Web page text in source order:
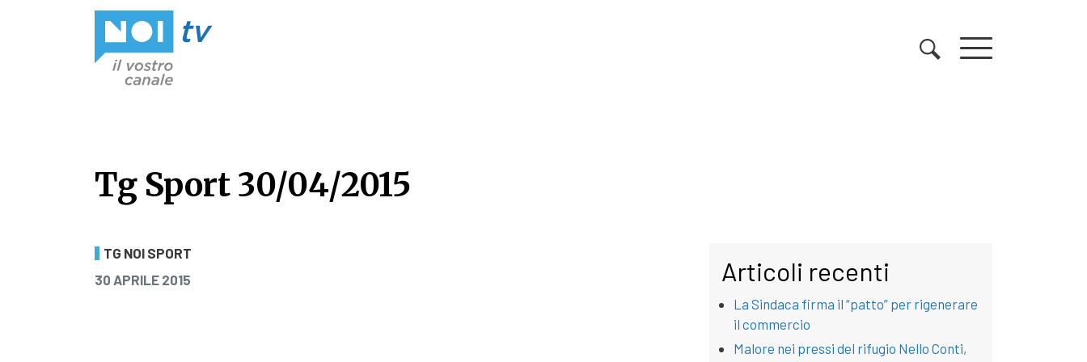
Tg Sport 30/04/2015
Tg Sport 30/04/2015
TG NOI SPORT
PUBBLICATO IL
30 APRILE 2015 Articoli recenti
La Sindaca firma il “patto” per rigenerare
il commercio
Malore nei pressi del rifugio Nello Conti,